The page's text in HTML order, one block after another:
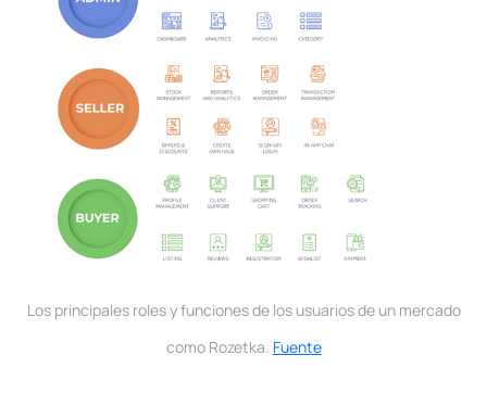
Los principales roles y funciones de los usuarios de un mercado
como Rozetka. Fuente